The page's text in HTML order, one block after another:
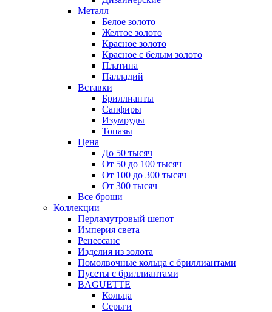
Металл
Белое золото
Желтое золото
Красное золото
Красное с белым золото
Платина
Палладий
Вставки
Бриллианты
Сапфиры
Изумруды
Топазы
Цена
До 50 тысяч
От 50 до 100 тысяч
От 100 до 300 тысяч
От 300 тысяч
Все броши
Коллекции
Перламутровый шепот
Империя света
Ренессанс
Изделия из золота
Помолвочные кольца с бриллиантами
Пусеты с бриллиантами
BAGUETTE
Кольца
Серьги